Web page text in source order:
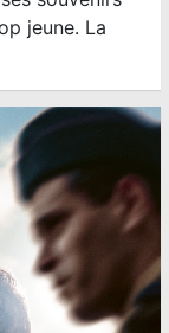
jeune. La